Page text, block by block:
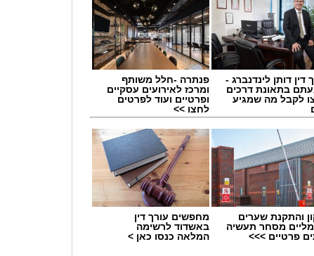
את תחום החינוך וההדרכה במוזיאון, לנהל
חינוכיות, ליצור אירועי תוכן ופרויקטים ייחודיים
דין דותן לינדנברג -
בתאונת דרכים
לקבל מה שמגיע
פנתרה -חלל משותף
ומרכז לאירועים עסקיים
ופרטיים ועוד לפרטים
לחצו >>
והתקנת שערים
מסחר תעשיה
פרטיים >>>
מחפשים עורך דין
באשדוד לרשימה
המלאה כנסו כאן >